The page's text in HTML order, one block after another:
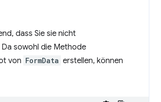
dass Sie sie nicht
Da sowohl die Methode
von FormData erstellen, können